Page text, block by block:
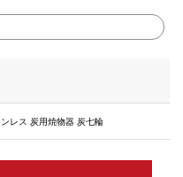
レス 炭用焼物器 炭七輪